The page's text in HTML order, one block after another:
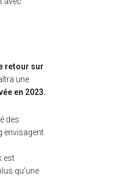
retour sur
une
en 2023.
des
envisagent
est
qu'une